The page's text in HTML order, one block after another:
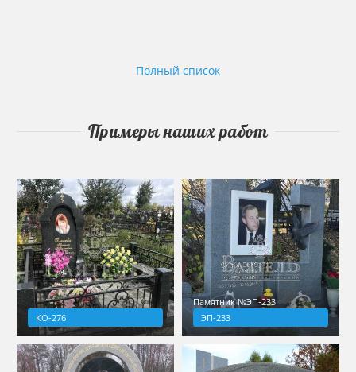
Полный список
Примеры наших работ
КО-276
Памятник №ЭП-233
ЭП-233